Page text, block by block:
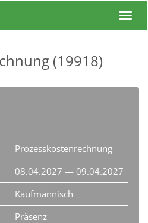
(19918)
Prozesskostenrechnung
08.04.2027 — 09.04.2027
Kaufmännisch
Präsenz